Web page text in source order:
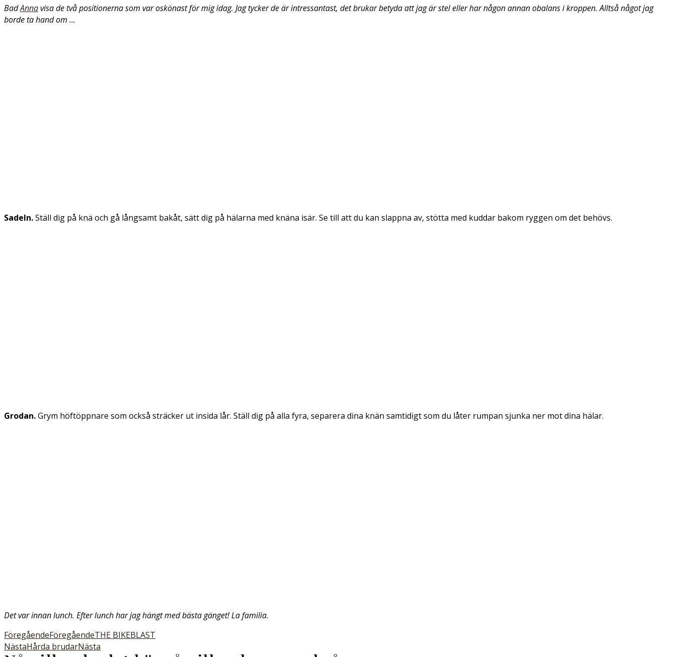
BadAnnavisa de två positionerna som var oskönast för mig idag. Jag tycker de är intressantast, det brukar betyda att jag är stel eller har någon annan obalans i kroppen. Alltså något jag
borde ta hand om …
Sadeln.Ställ dig på knä och gå långsamt bakåt, sätt dig på hälarna med knäna isär. Se till att du kan slappna av, stötta med kuddar bakom ryggen om det behövs.
Grodan.Grym höftöppnare som också sträcker ut insida lår. Ställ dig på alla fyra, separera dina knän samtidigt som du låter rumpan sjunka ner mot dina hälar.
Det var innan lunch. Efter lunch har jag hängt med bästa gänget! La familia.
FöregåendeFöregåendeTHE BIKEBLAST
NästaHårda brudarNästa